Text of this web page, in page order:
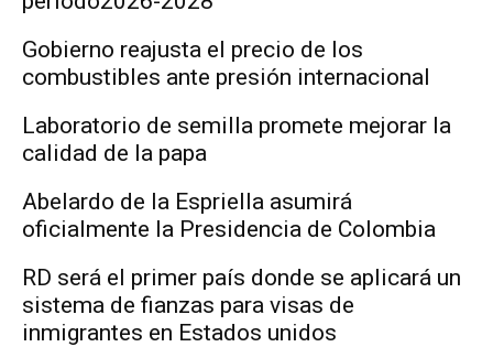
Gobierno reajusta el precio de los
combustibles ante presión internacional
Laboratorio de semilla promete mejorar la
calidad de la papa
Abelardo de la Espriella asumirá
oficialmente la Presidencia de Colombia
RD será el primer país donde se aplicará un
sistema de fianzas para visas de
inmigrantes en Estados unidos